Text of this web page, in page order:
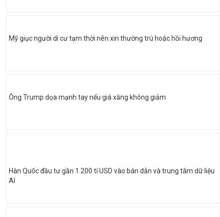
Mỹ giục người di cư tạm thời nên xin thường trú hoặc hồi hương
Ông Trump dọa mạnh tay nếu giá xăng không giảm
Hàn Quốc đầu tư gần 1.200 tỉ USD vào bán dẫn và trung tâm dữ liệu
AI